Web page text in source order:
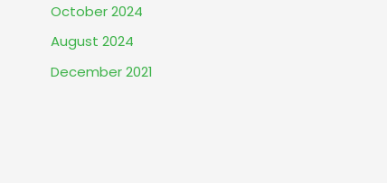
October 2024
August 2024
December 2021